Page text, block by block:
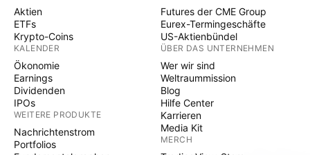
Aktien
ETFs
Krypto-Coins
KALENDER
Ökonomie
Earnings
Dividenden
IPOs
WEITERE PRODUKTE
Nachrichtenstrom
Portfolios
Futures der CME Group
Eurex-Termingeschäfte
US-Aktienbündel
ÜBER DAS UNTERNEHMEN
Wer wir sind
Weltraummission
Blog
Hilfe Center
Karrieren
Media Kit
MERCH